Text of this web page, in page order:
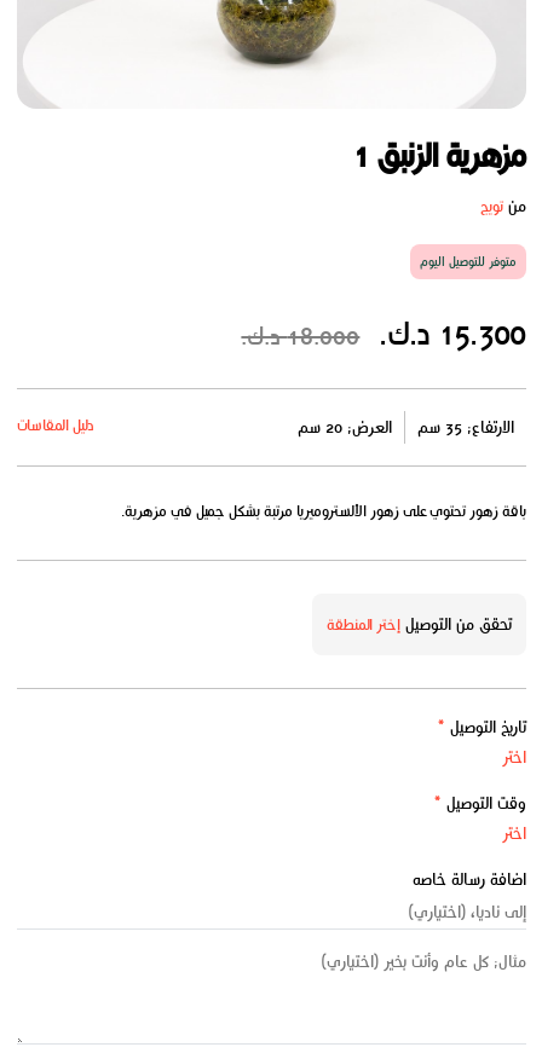
مزهرية الزنبق 1
منتويج
متوفر للتوصيل اليوم
15.300 د.ك. 18.000 د.ك.
الارتفاع: 35 سم العرض: 20 سم دليل المقاسات
باقة زهور تحتوي على زهور الألستروميريا مرتبة بشكل جميل في مزهرية.
تحقق من التوصيلإختر المنطقة
تاريخ التوصيل *
وقت التوصيل *
اضافة رسالة خاصه